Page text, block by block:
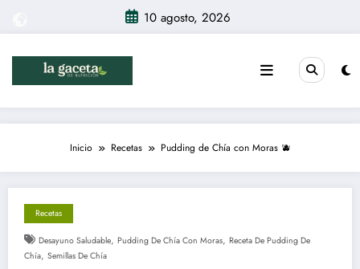
contenido
10 agosto, 2026
Inicio Recetas Pudding de Chía con Moras 🫐
Recetas
Desayuno Saludable, Pudding De Chía Con Moras, Receta De Pudding De
Chía, Semillas De Chía